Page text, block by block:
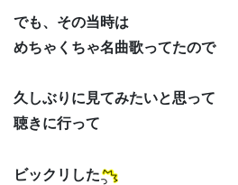
でも、その当時は
めちゃくちゃ名曲歌ってたので
久しぶりに見てみたいと思って
聴きに行って
ビックリした